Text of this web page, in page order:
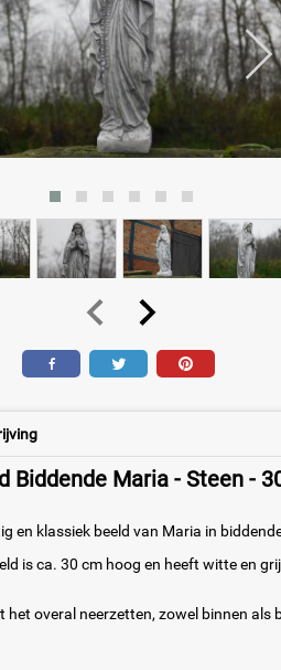
Biddende Maria - Steen -
en klassiek beeld van Maria in
is ca. 30 cm hoog en heeft witte en
het overal neerzetten, zowel binnen als